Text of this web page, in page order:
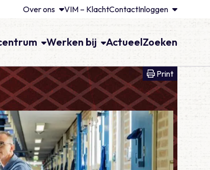
Over ons VIM – KlachtContactInloggen
Werken bij ActueelZoeken
PrintPrint